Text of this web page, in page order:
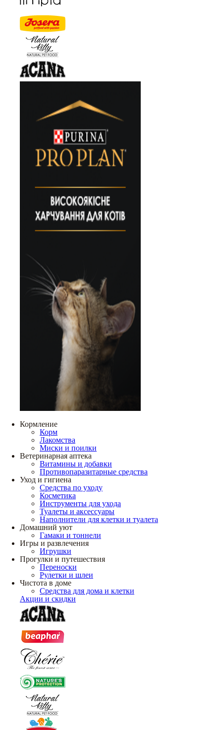
Кормление
Корм
Лакомства
Миски и поилки
Ветеринарная аптека
Витамины и добавки
Противопаразитарные средства
Уход и гигиена
Средства по уходу
Косметика
Инструменты для ухода
Туалеты и аксессуары
Наполнители для клетки и туалета
Домашний уют
Гамаки и тоннели
Игры и развлечения
Игрушки
Прогулки и путешествия
Переноски
Рулетки и шлеи
Чистота в доме
Средства для дома и клетки
Акции и скидки